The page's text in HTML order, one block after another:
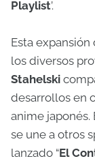
Playlist’.
Esta
los diversos
Stahelski
desarrollos en
anime
se une a otros
lanzado “El